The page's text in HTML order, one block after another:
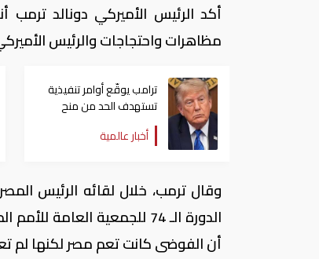
أكد الرئيس الأميركي دونالد
مظاهرات واحتجاجات والرئيس
ترامب يوقّع أوامر تنفيذية
تستهدف الحد من منح
الجنسية الأمريكية بالولادة
أخبار عالمية
وقال ترمب، خلال لقائه الرئيس
الدورة الـ 74 للجمعية
أن الفوضى كانت تعم مصر لكنها